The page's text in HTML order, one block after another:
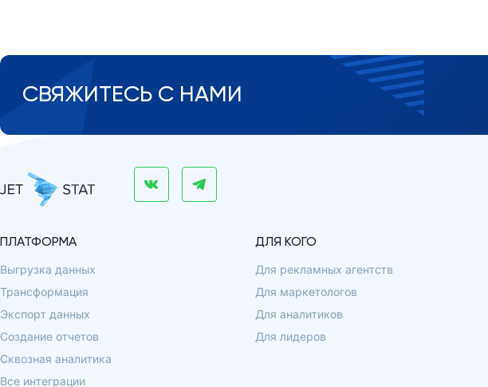
СВЯЖИТЕСЬ С НАМИ
ПЛАТФОРМА
Выгрузка данных
Трансформация
Экспорт данных
Создание отчетов
Сквозная аналитика
Все интеграции
ДЛЯ КОГО
Для рекламных агентств
Для маркетологов
Для аналитиков
Для лидеров